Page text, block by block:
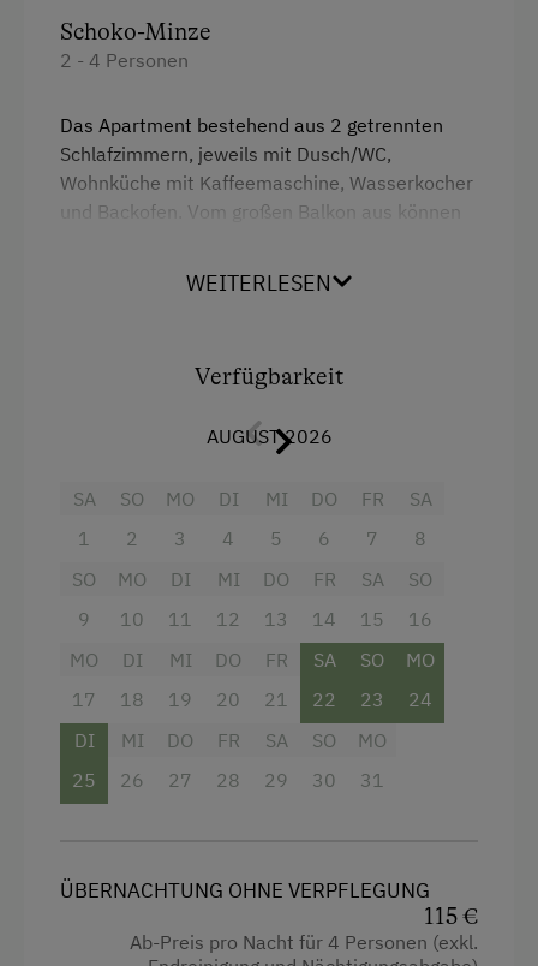
Schoko-Minze
2 - 4 Personen
Das Apartment bestehend aus 2 getrennten
Schlafzimmern, jeweils mit Dusch/WC,
Wohnküche mit Kaffeemaschine, Wasserkocher
und Backofen. Vom großen Balkon aus können
ein besonderer Ausblick das Gailtal entlang.
Komplett ausgestattet!
Doppelbett (Kingsize)
WEITERLESEN
Verfügbarkeit
AUGUST 2026
SA
1
SO
2
MO
3
DI
4
MI
5
DO
6
FR
7
SA
8
SO
9
MO
10
DI
11
MI
12
DO
13
FR
14
SA
15
SO
16
MO
17
DI
18
MI
19
DO
20
FR
21
SA
22
SO
23
MO
24
DI
25
MI
26
DO
27
FR
28
SA
29
SO
30
MO
31
ÜBERNACHTUNG OHNE VERPFLEGUNG
115 €
Ab-Preis pro Nacht für 4 Personen (exkl.